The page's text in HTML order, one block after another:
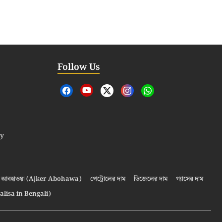
Follow Us
আবহাওয়া (Ajker Abohawa) পেট্রোলের দাম ডিজেলের দাম
গ্যাসের দাম
in Bengali)